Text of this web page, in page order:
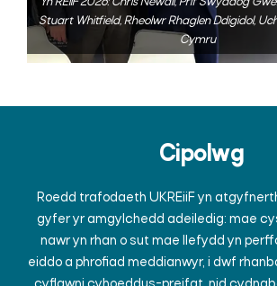
Stuart Whitfield, Rheolwr Rhaglen Ddigidol,
Cymru
Cipolwg
Roedd trafodaeth UKREiiF yn
gyfer yr amgylchedd adeiledig: mae
nawr yn rhan o sut mae llefydd yn
eiddo a phrofiad meddianwyr, i dwf